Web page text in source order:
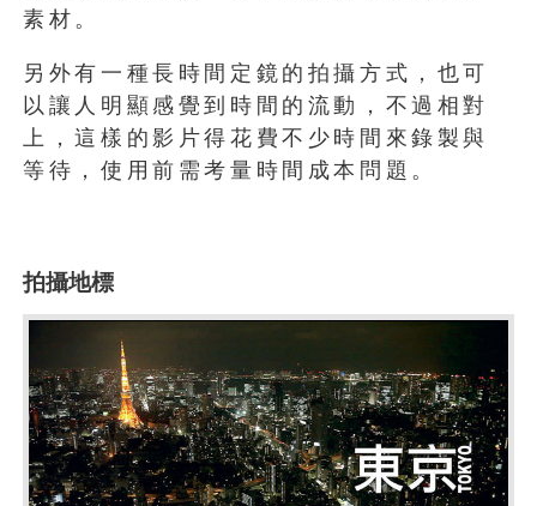
素材。
另外有一種長時間定鏡的拍攝方式，也可
以讓人明顯感覺到時間的流動，不過相對
上，這樣的影片得花費不少時間來錄製與
等待，使用前需考量時間成本問題。
拍攝地標